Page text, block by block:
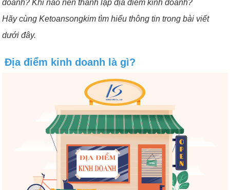
doanh? Khi nào nên thành lập địa điểm kinh doanh?
Hãy cùng Ketoansongkim tìm hiểu thông tin trong bài viết
dưới đây.
Địa điểm kinh doanh là gì?